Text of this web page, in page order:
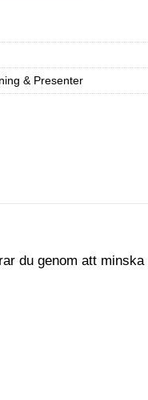
& Presenter
du genom att